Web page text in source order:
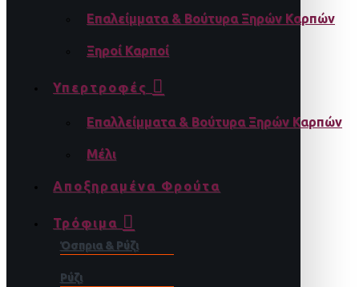
Επαλείμματα & Βούτυρα Ξηρών Καρπών
Ξηροί Καρποί
Υπερτροφές
Επαλλείμματα & Βούτυρα Ξηρών Καρπών
Μέλι
Αποξηραμένα Φρούτα
Τρόφιμα
Όσπρια & Ρύζι
Ρύζι